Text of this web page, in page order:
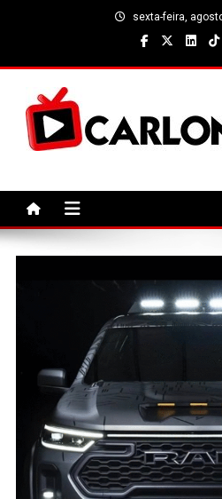
sexta-feira,